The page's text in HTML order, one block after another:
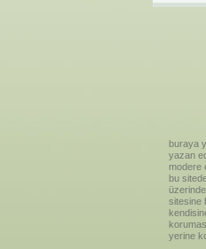
buraya
yazan
modere
bu
sitesine
yerine